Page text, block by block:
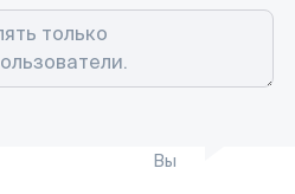
Вы